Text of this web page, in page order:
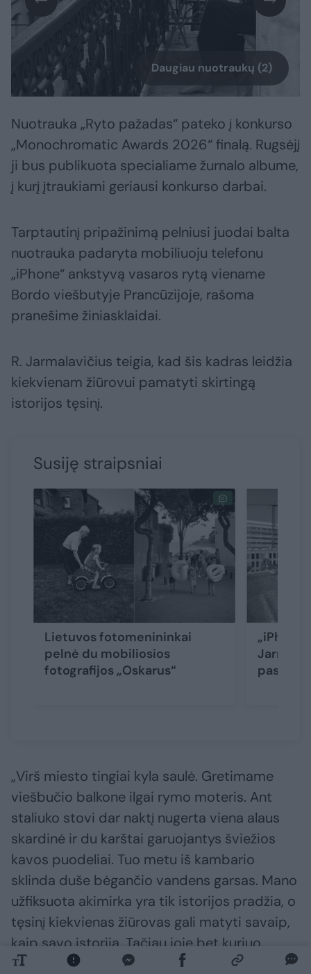
Daugiau nuotraukų (2)
Nuotrauka „Ryto pažadas“ pateko į konkurso
„Monochromatic Awards 2026“ finalą. Rugsėjį
ji bus publikuota specialiame žurnalo albume,
į kurį įtraukiami geriausi konkurso darbai.
Tarptautinį pripažinimą pelniusi juodai balta
nuotrauka padaryta mobiliuoju telefonu
„iPhone“ ankstyvą vasaros rytą viename
Bordo viešbutyje Prancūzijoje, rašoma
pranešime žiniasklaidai.
R. Jarmalavičius teigia, kad šis kadras leidžia
kiekvienam žiūrovui pamatyti skirtingą
istorijos tęsinį.
Susiję straipsniai
Lietuvos fotomenininkai
pelnė du mobiliosios
fotografijos „Oskarus“
„Virš miesto tingiai kyla saulė. Gretimame
viešbučio balkone ilgai rymo moteris. Ant
staliuko stovi dar naktį nugerta viena alaus
skardinė ir du karštai garuojantys šviežios
kavos puodeliai. Tuo metu iš kambario
sklinda duše bėgančio vandens garsas. Mano
užfiksuota akimirka yra tik istorijos pradžia, o
tęsinį kiekvienas žiūrovas gali matyti savaip,
kaip savo istoriją. Tačiau joje bet kuriuo
atveju jau įamžintas ryto pažadas“, –